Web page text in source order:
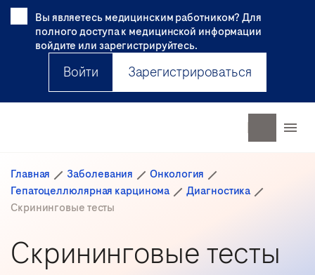
Вы являетесь медицинским работником? Для
полного доступа к медицинской информации
войдите или зарегистрируйтесь.
Войти Зарегистрироваться
Главная Заболевания
Онкология
Гепатоцеллюлярная карцинома
Диагностика
Скрининговые тесты
Скрининговые тесты